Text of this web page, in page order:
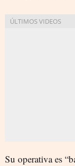
Su operativa es